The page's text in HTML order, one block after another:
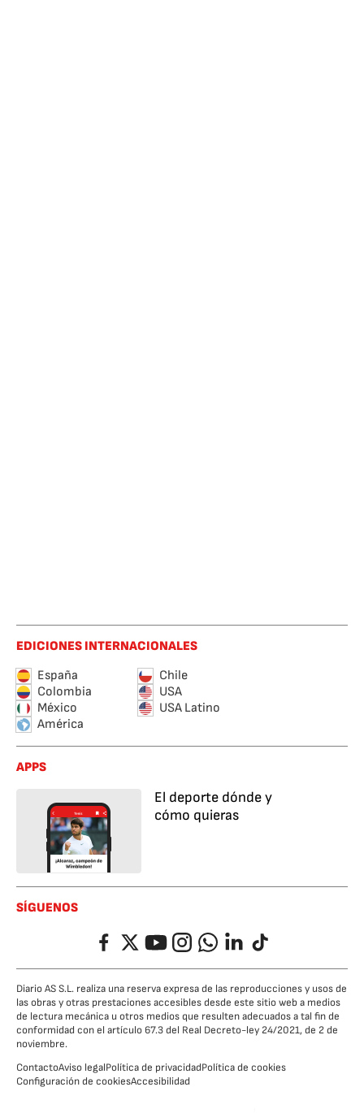
EDICIONES INTERNACIONALES
España
Chile
Colombia
USA
México
USA Latino
América
APPS
El deporte dónde y
cómo quieras
SÍGUENOS
FacebookTwitterYouTubeInstagramWhatsappLinkedIn
TikTok
Diario AS S.L. realiza una reserva expresa de las reproducciones y usos de
las obras y otras prestaciones accesibles desde este sitio web a medios
de lectura mecánica u otros medios que resulten adecuados a tal fin de
conformidad con el artículo 67.3 del Real Decreto-ley 24/2021, de 2 de
noviembre.
ContactoAviso legalPolítica de privacidadPolítica de cookies
Configuración de cookiesAccesibilidad